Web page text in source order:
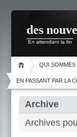
des
En attendant la fin
QUI SOMMES
EN PASSANT PAR LA
Archive
Archives